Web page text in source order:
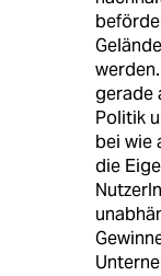
gerade
Politik
bei wie
die